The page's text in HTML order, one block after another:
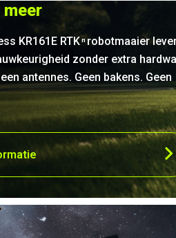
KR161E RTKnrobotmaaier
zonder extra
antennes. Geen bakens. Geen